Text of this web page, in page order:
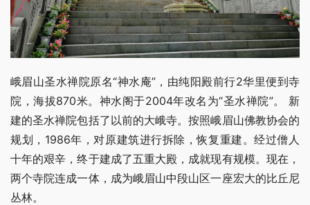
峨眉山圣水禅院原名“神水庵”，由纯阳殿前行2华里便到寺
院，海拔870米。神水阁于2004年改名为“圣水禅院”。 新
建的圣水禅院包括了以前的大峨寺。按照峨眉山佛教协会的
规划，1986年，对原建筑进行拆除，恢复重建。经过僧人
十年的艰辛，终于建成了五重大殿，成就现有规模。现在，
两个寺院连成一体，成为峨眉山中段山区一座宏大的比丘尼
丛林。